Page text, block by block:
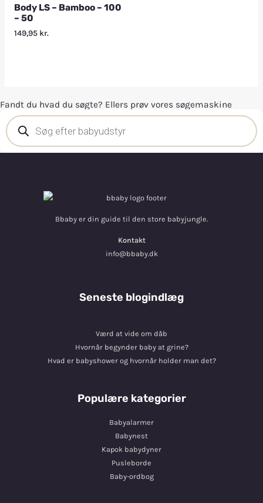
Body LS – Bamboo – 100
– 50
149,95 kr.
Fandt du hvad du søgte? Ellers prøv vores søgemaskine
Bbaby er din guide til den store babyjungle.
Kontakt
info@bbaby.dk
Seneste blogindlæg
Værd at vide om dåb
Hvornår begynder baby at grine?
Hvad er babyshower og hvornår holder man det?
Populære kategorier
Babyalarmer
Babynest
Kapok babydyner
Pusleborde
Baby-ordbog